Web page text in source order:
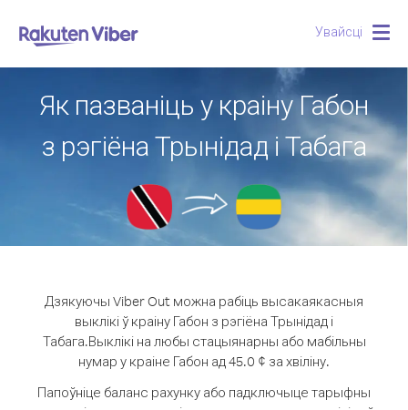
Увайсці
Як пазваніць у краіну Габон
з рэгіёна Трынідад і Табага
Дзякуючы Viber Out можна рабіць высакаякасныя
выклікі ў краіну Габон з рэгіёна Трынідад і
Табага.Выклікі на любы стацыянарны або мабільны
нумар у краіне Габон ад 45.0 ¢ за хвіліну.
Папоўніце баланс рахунку або падключыце тарыфны